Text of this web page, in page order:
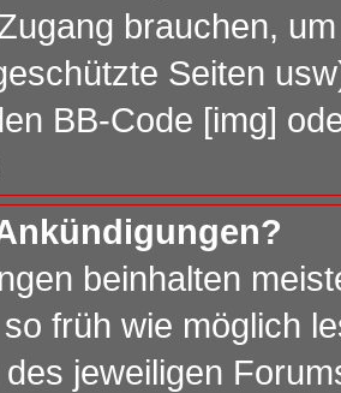
brauchen,
Seiten
BB-Code [img]
beinhalten
früh wie möglich
jeweiligen